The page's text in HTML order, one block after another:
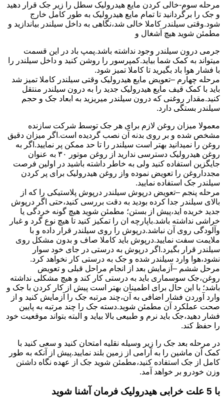
مرحله سوم-خالی کردن مایع هیدرولیک سطل را زیر جک قرار دهید
و جک را برگردانید تا تمام مایع هیدرولیک به طور کامل خارج
شود.وقتی سیلندر کاملا خالی شد،نگاهی به داخل سیلندر بیاندازید و
مطمئن شوید هیچ آشغال و
جرمی درون سیلندر وجود نداشته باشد.پمپ باد در این قسمت
میتواند به کمک شما بیاید.کمپرسور را روشن کنید و داخل سیلندر را
با فشار هوا باد بگیرید تا کاملا تمیز شود.
مرحله چهارم –تعویض مایع هیدرولیک وقتی سیلندر کاملا تمیز شد
باید با کمک قیف مایع هیدرولیک جدید را به درون سیلندر منتقل
کنید.مقدار روغنی که درون سیلندر میریزید به ابعاد جک و حجم
سیلندر بستگی دارد.
معمولا میزان روغن لازم برای هر جک توسط شرکت سازنده
مشخص شده و بر روی بدنه آن نصب گردیده است.اگر میزان دقیق
روغن را نمیدانید بهتر است سیلندر را تا حد ممکن پر نمایید.اگر به
روغن هیدرولیک دسترسی ندارید از روغن موتور ۳۰ به عنوان
جایگزین استفاده کنید ولی به خاطر داشته باشید در اولین فرصت
مجدداروغن را تعویض نموده واز روغن هیدرولیک برای پر کردن
سیلندر جک استفاده نمایید.
مرحله پنجم –تعویض درپوش سیلندر درپوش پلاستیکی را که از
بالای سیلندر جدا کرده بودید به دقت بررسی کنید،حتی اگر درپوش
جدید خریده اید،پیش از بستن؛ مطمئن شوید هیچ گونه خردگی یا
خراشی نداشته باشد.باپارچه ان را تمکیز کنید تا هیچ نوع گرد و غبار
وآلودگی روی آن نباشد.درپوش را روی سیلندر قرار داده و با
ملایمت سفت نمایید.درپوش باید کاملا صاف و بدون مشکل روی
سیلندر قرار بگیرد.اگر درپوش به درستی در جای خود سوار
نشود،هوا وارد سیلندر شده و جک به درستی کار نخواهد کرد.
مرحل ششم –آزمایش بعد از انجام مراحل قبلی و تعویض
روغن،جک سوسماری باید به درستی کار کند و هیچ مشکلی نداشته
باشد؛ با این حال برای اطمینان بهتر است پیش از کار کردن با جک و
وارد آوردن فشار اضافی به آن،چند مرتبه جک را آزمایش کنید و از
صحت عملکرد آن مطمئن شوید.دسته جک را چند مرتبه به پایین
فشار دهید،جک باید نرم و طبیعی بالا بیاید و البته بتواند موقعیت خود
را حفظ کند.
در مرحله بعد جک را زیر وسیله نقلیه امتحان کنید و سعی کنید با
کمک آن ماشین را به آرامی از زمین بلند نمایید.پیش از آنکه به طور
کامل از جک استفاده کنید،مطمئن شوید جک از عهده نگاه داشتن
وزن خودرو بر خواهد آمد.
با 5 علت خرابی هیدرولیک فرمان آشنا شوید